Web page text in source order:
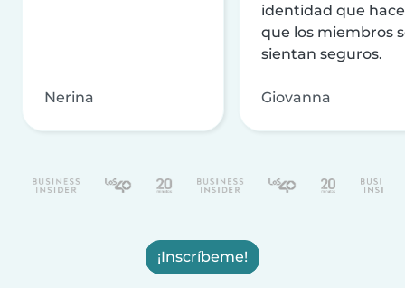
Nerina
identidad que
que los miembros
sientan seguros.
Giovanna
¡Inscríbeme!